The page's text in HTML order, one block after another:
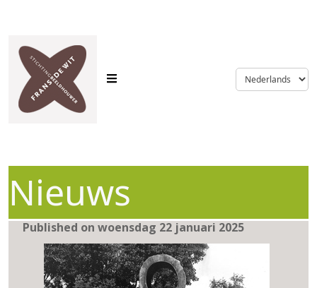
language
Nieuws
Published on woensdag 22 januari 2025